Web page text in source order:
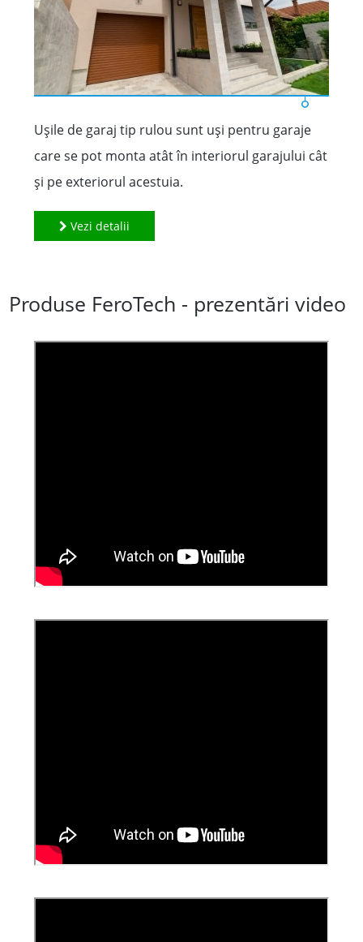
Ușile de garaj tip rulou sunt uşi pentru garaje
care se pot monta atât în interiorul garajului cât
şi pe exteriorul acestuia.
Vezi detalii
Produse FeroTech - prezentări video